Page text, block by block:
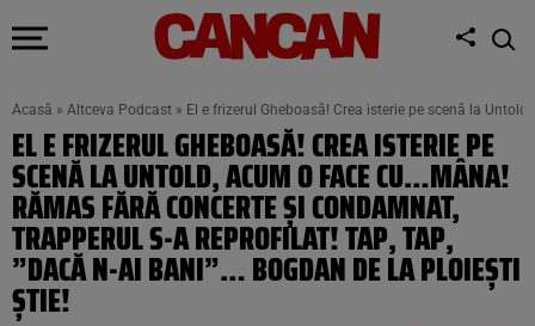
Acasă » Altceva Podcast » El e frizerul Gheboasă! Crea isterie pe scenă la
EL E FRIZERUL GHEBOASĂ! CREA ISTERIE PE
SCENĂ LA UNTOLD, ACUM O FACE CU…MÂNA!
RĂMAS FĂRĂ CONCERTE ȘI CONDAMNAT,
TRAPPERUL S-A REPROFILAT! TAP, TAP,
”DACĂ N-AI BANI”… BOGDAN DE LA PLOIEȘTI
ȘTIE!